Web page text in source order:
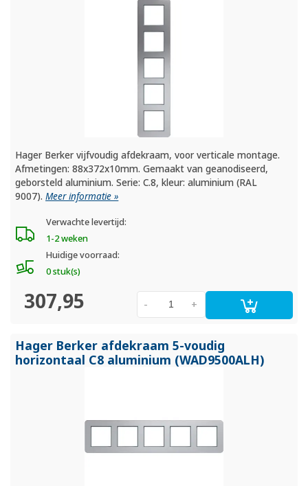
Hager Berker vijfvoudig afdekraam, voor verticale montage.
Afmetingen: 88x372x10mm. Gemaakt van geanodiseerd,
geborsteld aluminium. Serie: C.8, kleur: aluminium (RAL
9007).Meer informatie »
Verwachte levertijd:
1-2 weken
Huidige voorraad:
0 stuk(s)
307,95 +
-
Hager Berker afdekraam 5-voudig
horizontaal C8 aluminium (WAD9500ALH)